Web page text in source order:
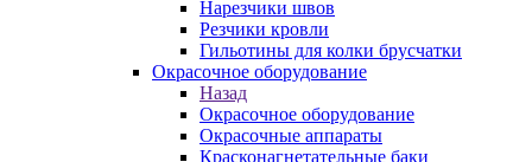
Нарезчики швов
Резчики кровли
Гильотины для колки брусчатки
Окрасочное оборудование
Назад
Окрасочное оборудование
Окрасочные аппараты
Красконагнетательные баки